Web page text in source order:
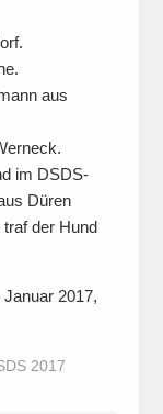
aus
im DSDS-
Düren
der Hund
2017,
2017